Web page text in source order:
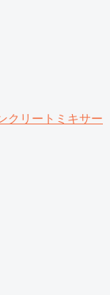
クリートミキサー